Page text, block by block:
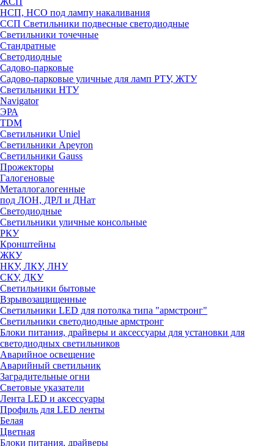
НСП, НСО под лампу накаливания
ССП Светильники подвесные светодиодные
Светильники точечные
Стандратные
Светодиодные
Садово-парковые
Садово-парковые уличные для ламп РТУ, ЖТУ
Светильники НТУ
Navigator
ЭРА
TDM
Светильники Uniel
Светильники Apeyron
Светильники Gauss
Прожекторы
Галогеновые
Металлогалогенные
под ЛОН, ДРЛ и ДНат
Светодиодные
Светильники уличные консольные
РКУ
Кронштейны
ЖКУ
НКУ, ЛКУ, ЛНУ
СКУ, ДКУ
Светильники бытовые
Взрывозащищенные
Светильники LED для потолка типа "армстронг"
Светильники светодиодные армстронг
Блоки питания, драйверы и аксессуары для установки для
светодиодных светильников
Аварийное освещение
Аварийный светильник
Заградительные огни
Световые указатели
Лента LED и аксессуары
Профиль для LED ленты
Белая
Цветная
Блоки питания, драйверы